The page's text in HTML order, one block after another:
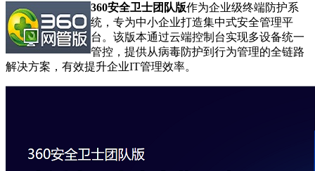
360安全卫士团队版作为企业级终端防护系
统，专为中小企业打造集中式安全管理平
台。该版本通过云端控制台实现多设备统一
管控，提供从病毒防护到行为管理的全链路
解决方案，有效提升企业IT管理效率。